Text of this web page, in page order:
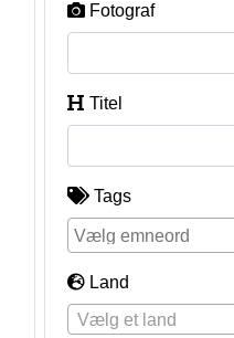
Fotograf
Titel
Tags
Land
Vælg et land